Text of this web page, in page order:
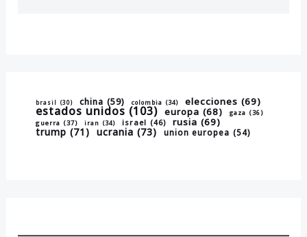
brasil (30) china (59) colombia (34) elecciones (69)
estados unidos (103) europa (68) gaza (36)
guerra (37) iran (34) israel (46) rusia (69)
trump (71) ucrania (73) union europea (54)